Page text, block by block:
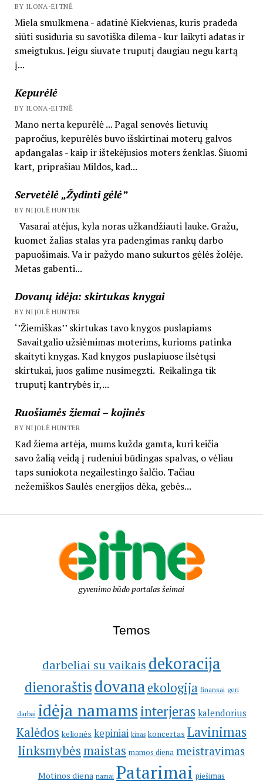
BY ILONA-EITNĖ
Miela smulkmena - adatinė Kiekvienas, kuris pradeda
siūti susiduria su savotiška dilema - kur laikyti adatas ir
smeigtukus. Jeigu siuvate truputį daugiau negu kartą
į...
Kepurėlė
BY ILONA-EITNĖ
Mano nerta kepurėlė ... Pagal senovės lietuvių
papročius, kepurėlės buvo išskirtinai moterų galvos
apdangalas - kaip ir ištekėjusios moters ženklas. Šiuomi
kart, priprašiau Mildos, kad...
Servetėlė „Žydinti gėlė”
BY NIJOLĖ HUNTER
Vasarai atėjus, kyla noras užkandžiauti lauke. Gražu,
kuomet žalias stalas yra padengimas rankų darbo
papuošimais. Va ir pažydo mano sukurtos gėlės žolėje.
Metas gabenti...
Dovanų idėja: skirtukas knygai
BY NIJOLĖ HUNTER
‘’Žiemiškas’’ skirtukas tavo knygos puslapiams
Savaitgalio užsiėmimas moterims, kurioms patinka
skaityti knygas. Kad knygos puslapiuose ilsėtųsi
skirtukai, juos galime nusimegzti. Reikalinga tik
truputį kantrybės ir,...
Ruošiamės žiemai – kojinės
BY NIJOLĖ HUNTER
Kad žiema artėja, mums kužda gamta, kuri keičia
savo žalią veidą į rudeniui būdingas spalvas, o vėliau
taps suniokota negailestingo šalčio. Tačiau
nežemiškos Saulės energijos dėka, gebės...
gyvenimo būdo portalas šeimai
Temos
darbeliai su vaikais dekoracija
dienoraštisdovana ekologija finansai geri
darbai idėja namams interjeras kalendorius
Kalėdos kelionės kepiniai kinas koncertas Lavinimas
linksmybėsmaistas mamos diena meistravimas
Motinos diena namai Patarimai piešimas